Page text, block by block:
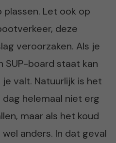
Let ook op
deze
veroorzaken. Als je
board staat kan
valt. Natuurlijk is het
helemaal niet erg
maar als het koud
anders. In dat geval